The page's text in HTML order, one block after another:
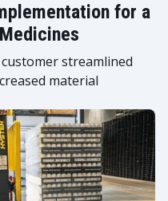
for a
streamlined
material